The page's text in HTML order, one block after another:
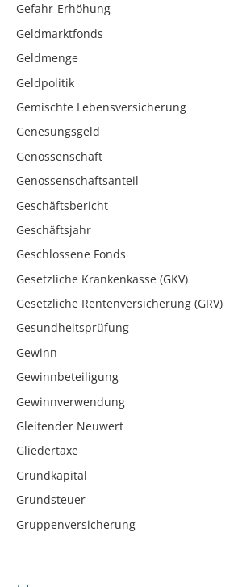
Gefahr-Erhöhung
Geldmarktfonds
Geldmenge
Geldpolitik
Gemischte Lebensversicherung
Genesungsgeld
Genossenschaft
Genossenschaftsanteil
Geschäftsbericht
Geschäftsjahr
Geschlossene Fonds
Gesetzliche Krankenkasse (GKV)
Gesetzliche Rentenversicherung (GRV)
Gesundheitsprüfung
Gewinn
Gewinnbeteiligung
Gewinnverwendung
Gleitender Neuwert
Gliedertaxe
Grundkapital
Grundsteuer
Gruppenversicherung